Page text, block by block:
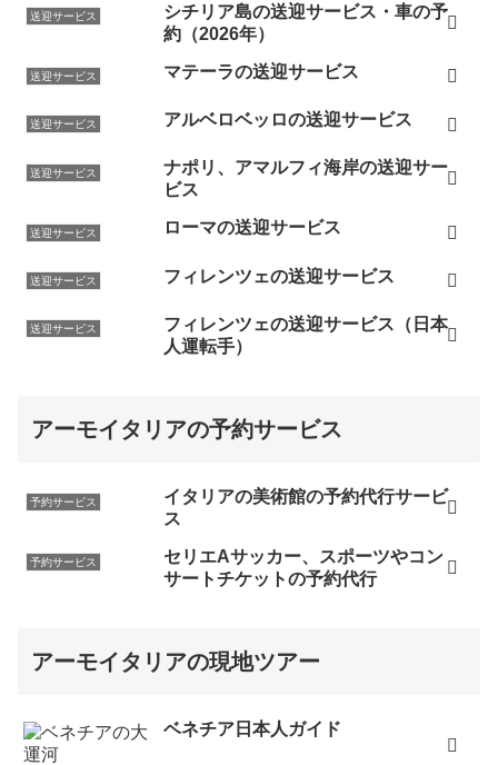
送迎サービス
シチリア島の送迎サービス・車の予
約（2026年）
送迎サービス マテーラの送迎サービス
送迎サービス アルベロベッロの送迎サービス
送迎サービス
ナポリ、アマルフィ海岸の送迎サー
ビス
送迎サービス ローマの送迎サービス
送迎サービス フィレンツェの送迎サービス
送迎サービス
フィレンツェの送迎サービス（日本
人運転手）
アーモイタリアの予約サービス
予約サービス
イタリアの美術館の予約代行サービ
ス
予約サービス
セリエAサッカー、スポーツやコン
サートチケットの予約代行
アーモイタリアの現地ツアー
ベネチア日本人ガイド